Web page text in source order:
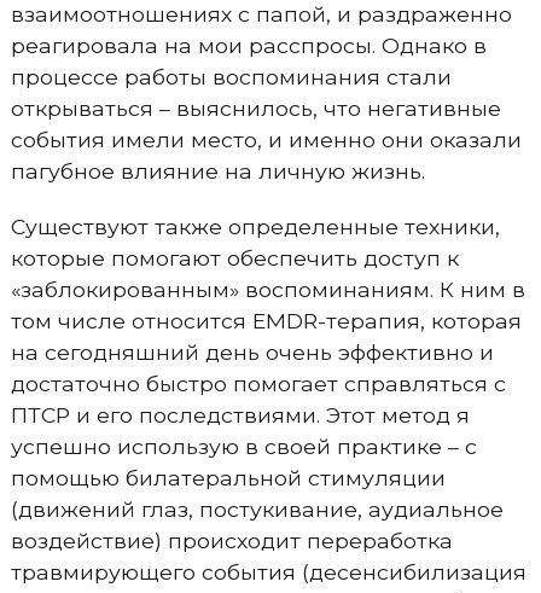
взаимоотношениях с папой, и раздраженно
реагировала на мои расспросы. Однако в
процессе работы воспоминания стали
открываться – выяснилось, что негативные
события имели место, и именно они оказали
пагубное влияние на личную жизнь.
Существуют также определенные техники,
которые помогают обеспечить доступ к
«заблокированным» воспоминаниям. К ним в
том числе относится EMDR-терапия, которая
на сегодняшний день очень эффективно и
достаточно быстро помогает справляться с
ПТСР и его последствиями. Этот метод я
успешно использую в своей практике – с
помощью билатеральной стимуляции
(движений глаз, постукивание, аудиальное
воздействие) происходит переработка
травмирующего события (десенсибилизация